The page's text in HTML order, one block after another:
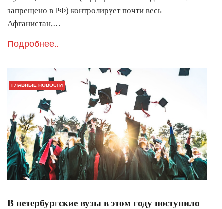
запрещено в РФ) контролирует почти весь
Афганистан,…
Подробнее..
ГЛАВНЫЕ НОВОСТИ
В петербургские вузы в этом году поступило